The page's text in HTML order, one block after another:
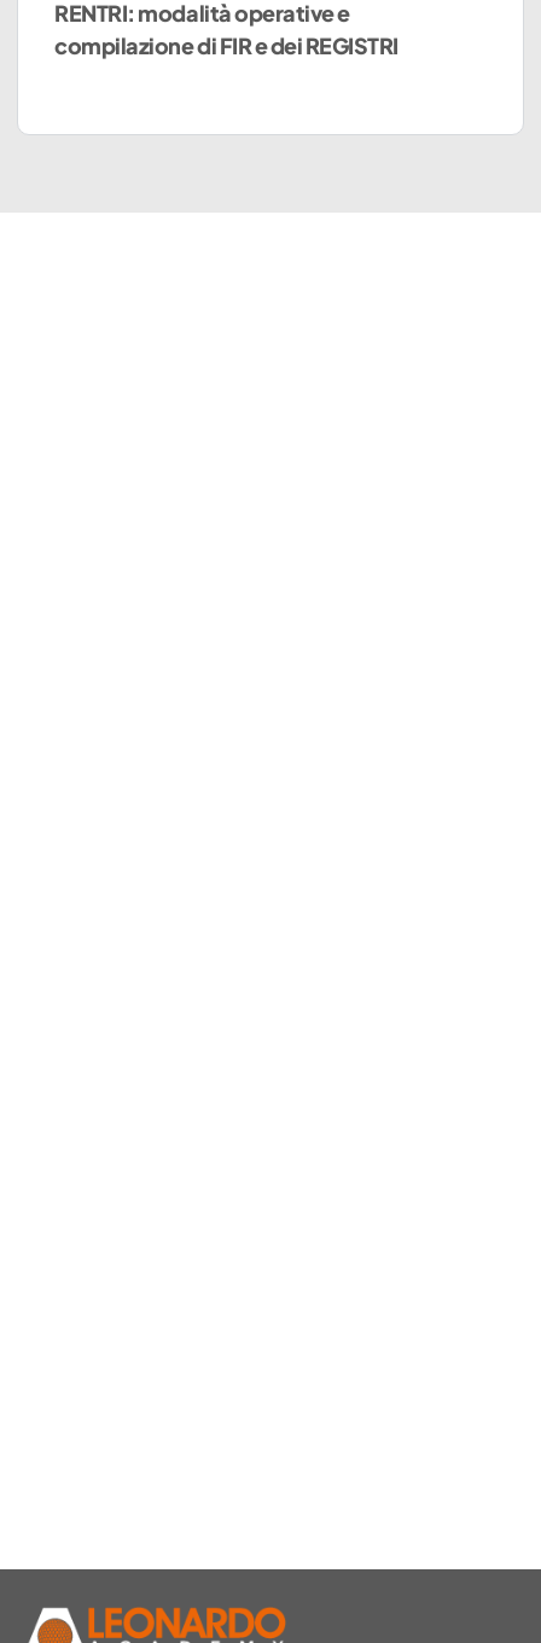
RENTRI: modalità operative e
compilazione di FIR e dei REGISTRI